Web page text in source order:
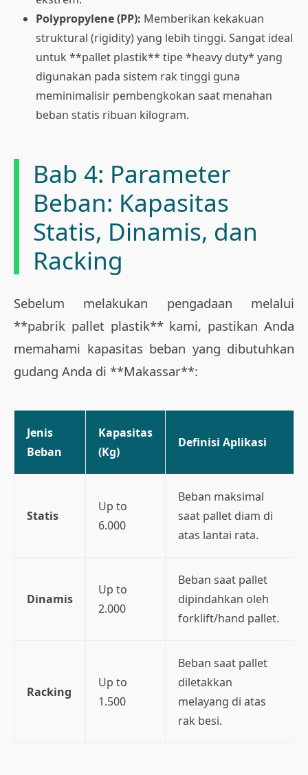
Polypropylene (PP): Memberikan kekakuan
struktural (rigidity) yang lebih tinggi. Sangat ideal
untuk **pallet plastik** tipe *heavy duty* yang
digunakan pada sistem rak tinggi guna
meminimalisir pembengkokan saat menahan
beban statis ribuan kilogram.
Bab 4: Parameter
Beban: Kapasitas
Statis, Dinamis, dan
Racking
Sebelum melakukan pengadaan melalui
**pabrik pallet plastik** kami, pastikan Anda
memahami kapasitas beban yang dibutuhkan
gudang Anda di **Makassar**:
Jenis
Beban
Kapasitas
(Kg)
Definisi Aplikasi
Statis
Up to
6.000
Beban maksimal
saat pallet diam di
atas lantai rata.
Dinamis
Up to
2.000
Beban saat pallet
dipindahkan oleh
forklift/hand pallet.
Racking
Up to
1.500
Beban saat pallet
diletakkan
melayang di atas
rak besi.